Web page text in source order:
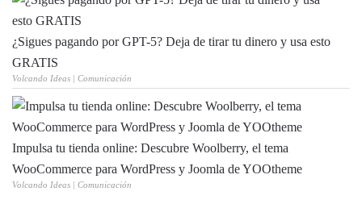
¿Sigues pagando por GPT-5? Deja de tirar tu dinero y usa esto
GRATIS
Volcando Ideas | Comunicación
Impulsa tu tienda online: Descubre Woolberry, el tema
WooCommerce para WordPress y Joomla de YOOtheme
Volcando Ideas | Comunicación